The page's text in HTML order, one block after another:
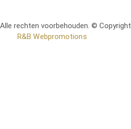
Alle rechten voorbehouden. © Copyright
R&B Webpromotions